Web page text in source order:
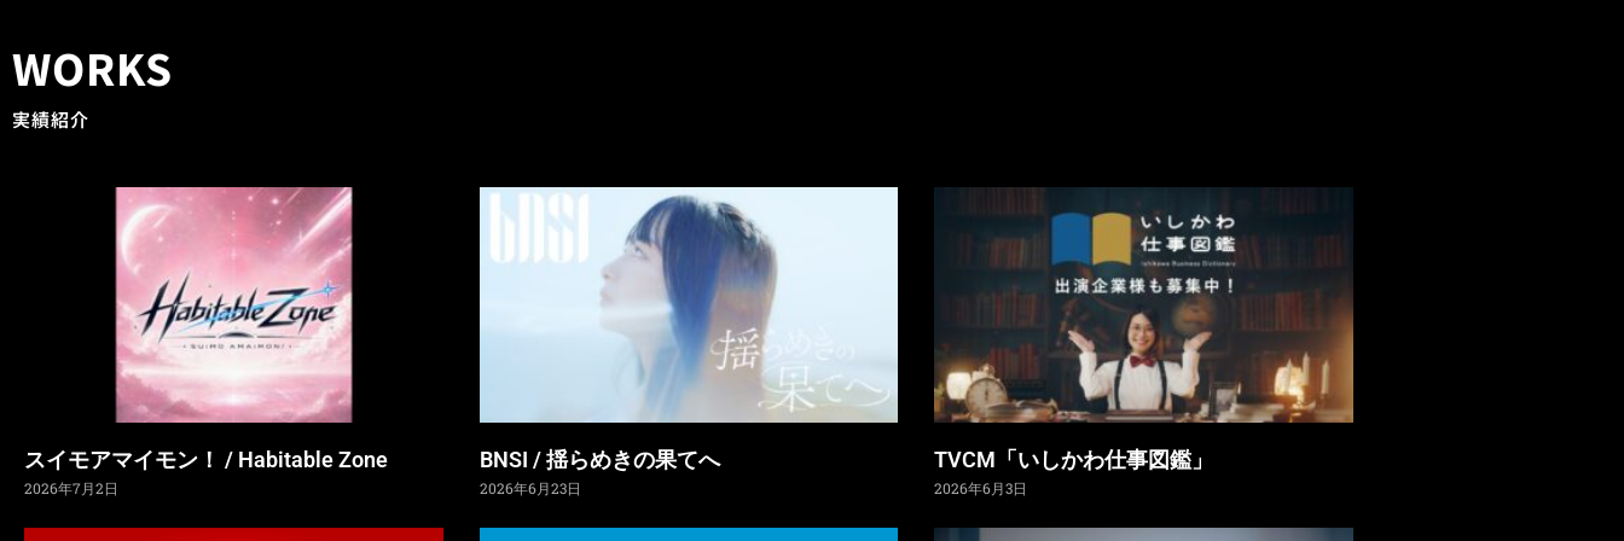
WORKS
実績紹介
スイモアマイモン！ / Habitable Zone
2026年7月2日
BNSI / 揺らめきの果てへ
2026年6月23日
TVCM「いしかわ仕事図鑑」
2026年6月3日